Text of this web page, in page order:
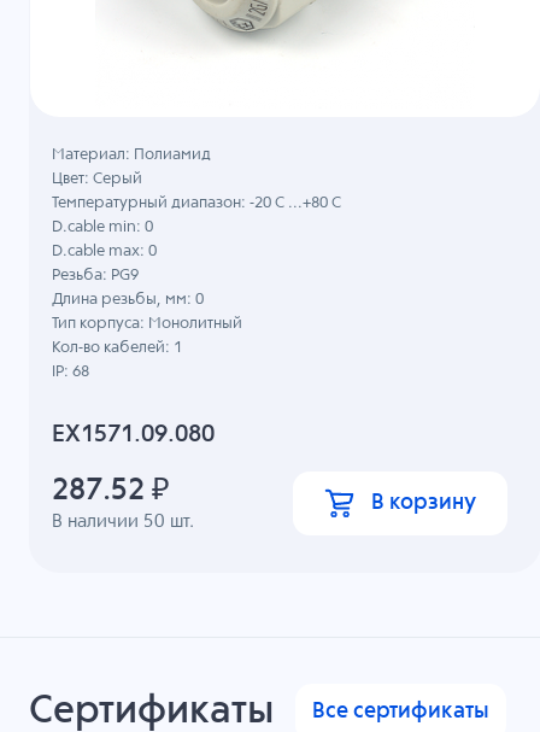
EX1571.09.080
В наличии 50 шт.
Материал: Полиамид
Цвет: Серый
Температурный диапазон: -20 C ...+80 C
D.cable min: 0
D.cable max: 0
Резьба: PG9
Длина резьбы, мм: 0
Тип корпуса: Монолитный
Кол-во кабелей: 1
IP: 68
287.52 ₽ В корзину
Сертификаты Все сертификаты